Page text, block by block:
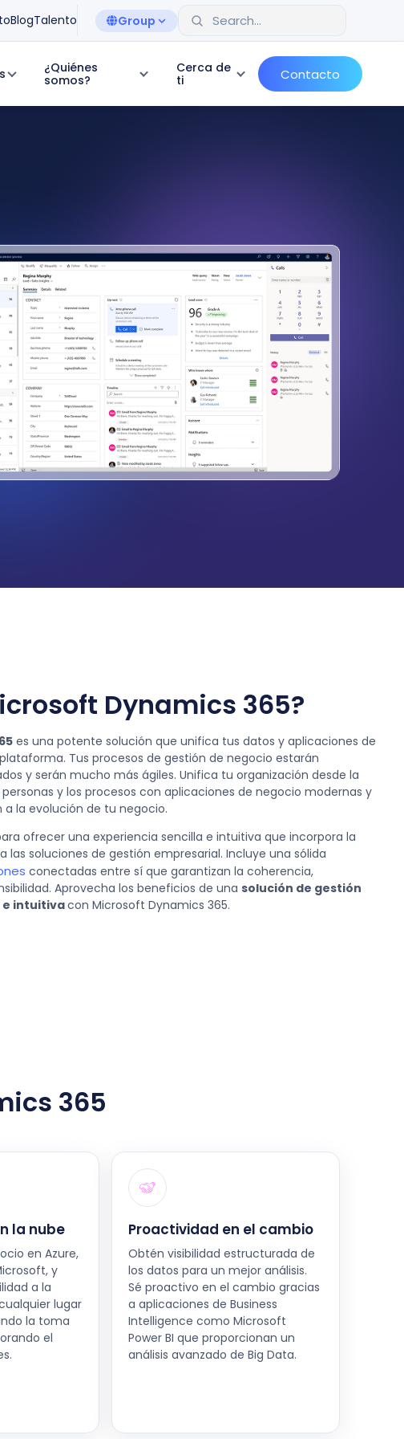
BlogTalento Group
¿Quiénes
somos?
Cerca de
ti
Contacto
Dynamics 365?
es una potente solución que unifica tus datos y aplicaciones de
Tus procesos de gestión de negocio estarán
y serán mucho más ágiles. Unifica tu organización desde la
y los procesos con aplicaciones de negocio modernas y
a la evolución de tu negocio.
ofrecer una experiencia sencilla e intuitiva que incorpora la
las soluciones de gestión empresarial. Incluye una sólida
conectadas entre sí que garantizan la coherencia,
Aprovecha los beneficios de una solución de gestión
e intuitivacon Microsoft Dynamics 365.
365
la nube
en Azure,
y
a la
lugar
la toma
el
Proactividad en el cambio
Obtén visibilidad estructurada de
los datos para un mejor análisis.
Sé proactivo en el cambio gracias
a aplicaciones de Business
Intelligence como Microsoft
Power BI que proporcionan un
análisis avanzado de Big Data.